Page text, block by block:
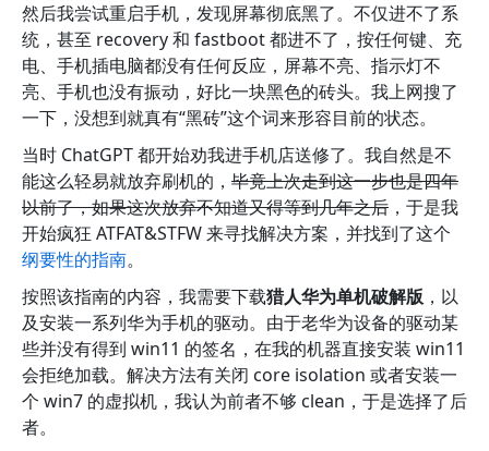
然后我尝试重启手机，发现屏幕彻底黑了。不仅进不了系
统，甚至 recovery 和 fastboot 都进不了，按任何键、充
电、手机插电脑都没有任何反应，屏幕不亮、指示灯不
亮、手机也没有振动，好比一块黑色的砖头。我上网搜了
一下，没想到就真有“黑砖”这个词来形容目前的状态。
当时 ChatGPT 都开始劝我进手机店送修了。我自然是不
能这么轻易就放弃刷机的， 毕竟上次走到这一步也是四年
以前了，如果这次放弃不知道又得等到几年之后 ，于是我
开始疯狂 ATFAT&STFW 来寻找解决方案，并找到了这个
纲要性的指南。
按照该指南的内容，我需要下载猎人华为单机破解版 ，以
及安装一系列华为手机的驱动。由于老华为设备的驱动某
些并没有得到 win11 的签名，在我的机器直接安装 win11
会拒绝加载。解决方法有关闭 core isolation 或者安装一
个 win7 的虚拟机，我认为前者不够 clean，于是选择了后
者。